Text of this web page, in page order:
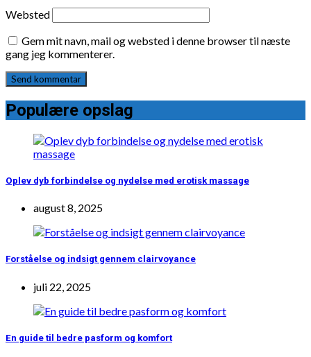
Websted
Gem mit navn, mail og websted i denne browser til næste
gang jeg kommenterer.
Populære opslag
Oplev dyb forbindelse og nydelse med erotisk massage
august 8, 2025
Forståelse og indsigt gennem clairvoyance
juli 22, 2025
En guide til bedre pasform og komfort